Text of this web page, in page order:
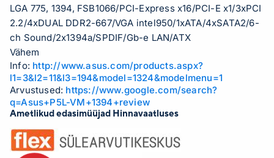
LGA 775, 1394, FSB1066/PCI-Express x16/PCI-E x1/3xPCI
2.2/4xDUAL DDR2-667/VGA intel950/1xATA/4xSATA2/6-
ch Sound/2x1394a/SPDIF/Gb-e LAN/ATX
Vähem
Info: http://www.asus.com/products.aspx?
l1=3&l2=11&l3=194&model=1324&modelmenu=1
Arvustused: https://www.google.com/search?
q=Asus+P5L-VM+1394+review
Ametlikud edasimüüjad Hinnavaatluses